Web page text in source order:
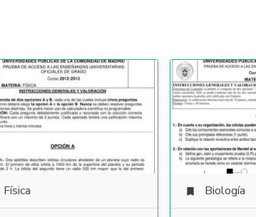
Física  Biología